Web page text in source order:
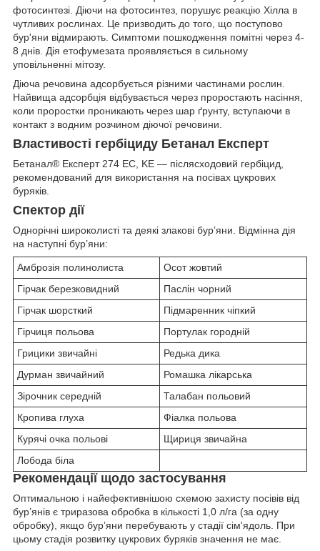
фотосинтезі. Діючи на фотосинтез, порушує реакцію Хілла в
чутливих рослинах. Це призводить до того, що поступово
бур'яни відмирають. Симптоми пошкодження помітні через 4-
8 днів. Дія етофумезата проявляється в сильному
уповільненні мітозу.
Діюча речовина адсорбується різними частинами рослин.
Найвища адсорбція відбувається через проростають насіння,
коли проростки проникають через шар ґрунту, вступаючи в
контакт з водним розчином діючої речовини.
Властивості гербіциду Бетанал Експерт
Бетанал® Експерт 274 EC, KE — післясходовий гербіцид,
рекомендований для використання на посівах цукрових
буряків.
Спектор дії
Однорічні широколисті та деякі злакові бур’яни. Відмінна дія
на наступні бур’яни:
Амброзія полинолиста
Осот жовтий
Гірчак березковидний
Паслін чорний
Гірчак шорсткий
Підмаренник чіпкий
Гірчиця польова
Портулак городній
Грицики звичайні
Редька дика
Дурман звичайний
Ромашка лікарська
Зірочник середній
Талабан польовий
Кропива глуха
Фіалка польова
Курячі очка польові
Щириця звичайна
Лобода біла
Рекомендації щодо застосування
Оптимальною і найефективнішою схемою захисту посівів від
бур’янів є триразова обробка в кількості 1,0 л/га (за одну
обробку), якщо бур’яни перебувають у стадії сім'ядоль. При
цьому стадія розвитку цукрових буряків значення не має.